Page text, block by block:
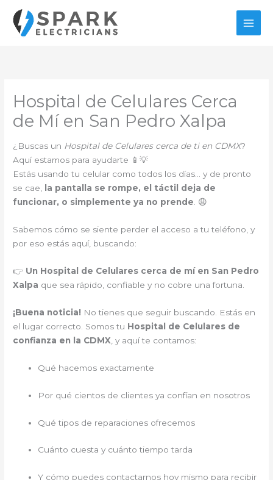
contenido
Hospital de Celulares Cerca
de Mí en San Pedro Xalpa
¿Buscas un Hospital de Celulares cerca de ti en CDMX?
Aquí estamos para ayudarte 📱💡
Estás usando tu celular como todos los días… y de pronto
se cae, la pantalla se rompe, el táctil deja de
funcionar, o simplemente ya no prende. 😩
Sabemos cómo se siente perder el acceso a tu teléfono, y
por eso estás aquí, buscando:
👉 Un Hospital de Celulares cerca de mí en San Pedro
Xalpa que sea rápido, confiable y no cobre una fortuna.
¡Buena noticia! No tienes que seguir buscando. Estás en
el lugar correcto. Somos tu Hospital de Celulares de
confianza en la CDMX , y aquí te contamos:
Qué hacemos exactamente
Por qué cientos de clientes ya confían en nosotros
Qué tipos de reparaciones ofrecemos
Cuánto cuesta y cuánto tiempo tarda
Y cómo puedes contactarnos hoy mismo para recibir